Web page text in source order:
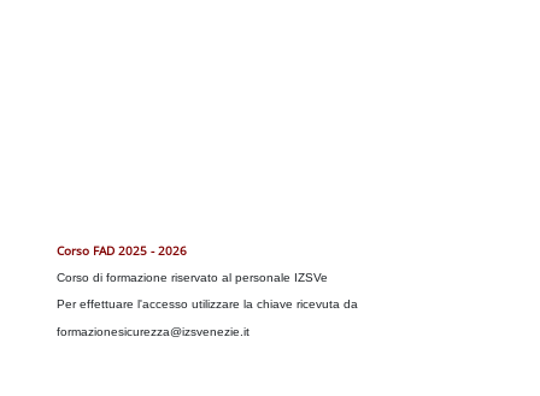
Corso FAD 2025 - 2026
Corso di formazione riservato al personale IZSVe
Per effettuare l'accesso utilizzare la chiave ricevuta da
formazionesicurezza@izsvenezie.it